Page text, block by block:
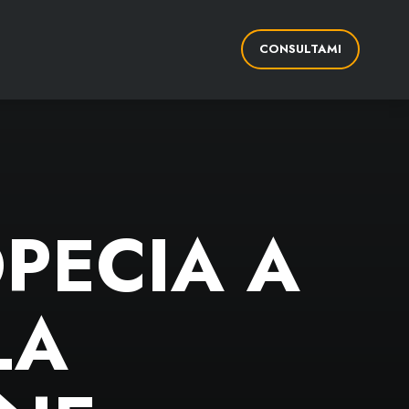
CONSULTAMI
A